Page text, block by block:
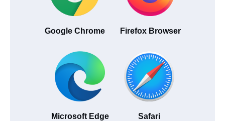
Google Chrome Firefox Browser
Microsoft Edge Safari